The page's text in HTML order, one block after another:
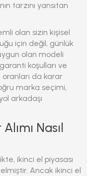
tarzını yansıtan
olan sizin kişisel
için değil, günlük
olan modeli
koşulları ve
da karar
marka seçimi,
arkadaşı
Nasıl
ikinci el piyasası
Ancak ikinci el